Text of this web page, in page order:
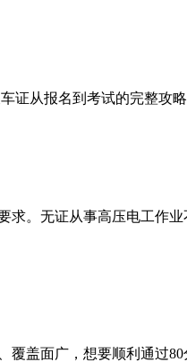
证从报名到考试的完整攻
。无证从事高压电工作
盖面广，想要顺利通过